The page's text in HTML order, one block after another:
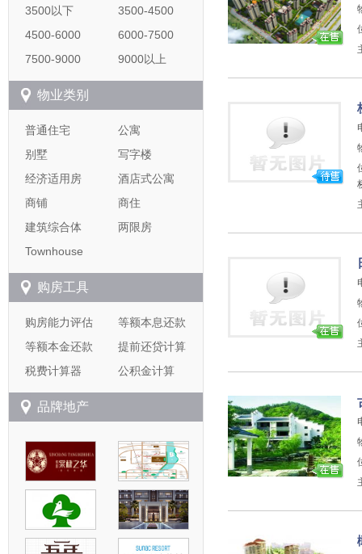
3500以下
3500-4500
4500-6000
6000-7500
7500-9000
9000以上
物业类别
普通住宅
公寓
别墅
写字楼
经济适用房
酒店式公寓
商铺
商住
建筑综合体
两限房
Townhouse
购房工具
购房能力评估
等额本息还款
等额本金还款
提前还贷计算
税费计算器
公积金计算
品牌地产